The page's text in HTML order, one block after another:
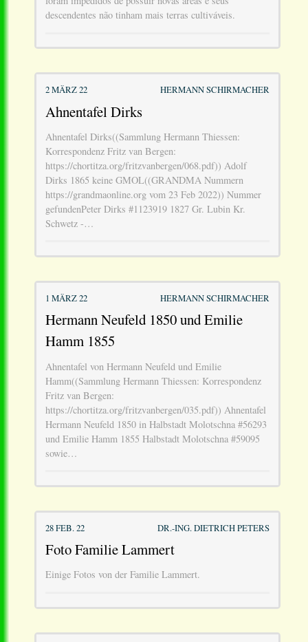
descendentes não tinham mais terras cultiváveis.
2 MÄRZ 22 HERMANN SCHIRMACHER
Ahnentafel Dirks
Ahnentafel Dirks((Sammlung Hermann Thiessen:
Korrespondenz Fritz van Bergen:
https://chortitza.org/fritzvanbergen/068.pdf)) Adolf
Dirks 1865 keine GMOL((GRANDMA Nummern
https://grandmaonline.org vom 23 Feb 2022)) Nummer
gefundenPeter Dirks #1123919 1827 Gr. Lubin Kr.
Schwetz -…
1 MÄRZ 22 HERMANN SCHIRMACHER
Hermann Neufeld 1850 und Emilie
Hamm 1855
Ahnentafel von Hermann Neufeld und Emilie
Hamm((Sammlung Hermann Thiessen: Korrespondenz
Fritz van Bergen:
https://chortitza.org/fritzvanbergen/035.pdf)) Ahnentafel
Hermann Neufeld 1850 in Halbstadt Molotschna #56293
und Emilie Hamm 1855 Halbstadt Molotschna #59095
sowie…
28 FEB. 22 DR.-ING. DIETRICH PETERS
Foto Familie Lammert
Einige Fotos von der Familie Lammert.